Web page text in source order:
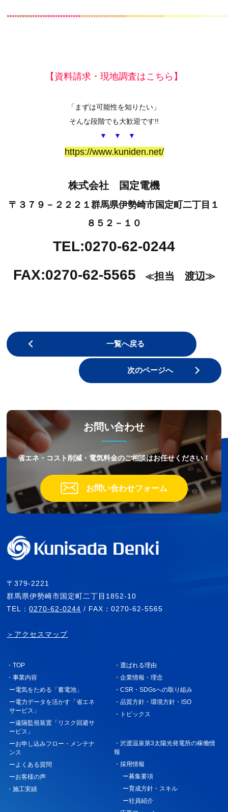
*****************************************************************************
【資料請求・現地調査はこちら】
「まずは可能性を知りたい」
そんな段階でも大歓迎です!!
▼ ▼ ▼
https://www.kuniden.net/
株式会社 国定電機
〒３７９－２２２１群馬県伊勢崎市国定町二丁目１
８５２－１０
TEL:0270-62-0244
FAX:0270-62-5565 ≪担当 渡辺≫
一覧へ戻る
次のページへ
お問い合わせ
省エネ・コスト削減・電気料金のご相談はお任せください！
お問い合わせフォーム
〒379-2221
群馬県伊勢崎市国定町二丁目1852-10
TEL：0270-62-0244 / FAX：0270-62-5565
＞アクセスマップ
・TOP
・事業内容
ー電気をためる「蓄電池」
ー電力データを活かす「省エネ
サービス」
ー遠隔監視装置「リスク回避サ
ービス」
ーお申し込みフロー・メンテナ
ンス
ーよくある質問
ーお客様の声
・施工実績
・選ばれる理由
・企業情報・理念
・CSR・SDGsへの取り組み
・品質方針・環境方針・ISO
・トピックス
・沢渡温泉第3太陽光発電所の稼働情
報
・採用情報
ー募集要項
ー育成方針・スキル
ー社員紹介